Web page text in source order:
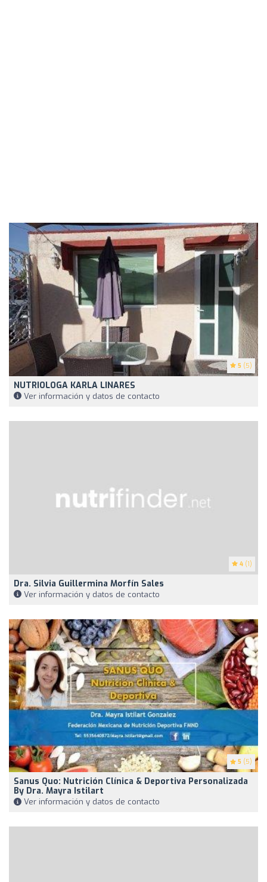
5 (5)
NUTRIOLOGA KARLA LINARES
Ver información y datos de contacto
4 (1)
Dra. Silvia Guillermina Morfín Sales
Ver información y datos de contacto
5 (5)
Sanus Quo: Nutrición Clínica & Deportiva Personalizada
By Dra. Mayra Istilart
Ver información y datos de contacto